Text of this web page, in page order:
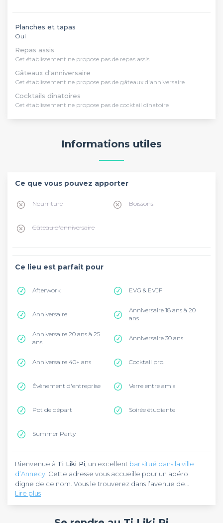
Planches et tapas
Oui
Repas assis
Cet établissement ne propose pas de repas assis
Gâteaux d'anniversaire
Cet établissement ne propose pas de gâteaux d'anniversaire
Cocktails dînatoires
Cet établissement ne propose pas de cocktail dînatoire
Informations utiles
Ce que vous pouvez apporter
Nourriture Boissons
Gâteau d'anniversaire
Ce lieu est parfait pour
Afterwork EVG & EVJF
Anniversaire
Anniversaire 18 ans à 20
ans
Anniversaire 20 ans à 25
ans
Anniversaire 30 ans
Anniversaire 40+ ans Cocktail pro.
Évènement d'entreprise Verre entre amis
Pot de départ Soirée étudiante
Summer Party
Bienvenue à Ti Liki Pi , un excellent bar situé dans la ville
d’Annecy . Cette adresse vous accueille pour un apéro
digne de ce nom. Vous le trouverez dans l’avenue de
Chambéry, à quelques pas du Thiou.
Ti Liki Piest bien plus qu’un bar à cocktails, c’est un
Lire plus